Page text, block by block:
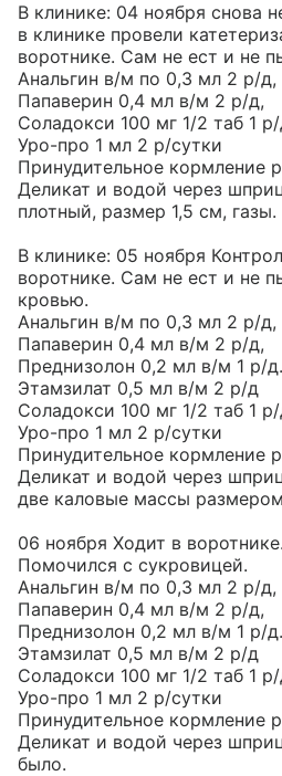
В клинике: 04 ноября снова
в клинике провели
воротнике. Сам не ест и не
Анальгин в/м по 0,3 мл 2 р/д,
Папаверин 0,4 мл в/м 2 р/д,
Соладокси 100 мг 1/2 таб 1
Уро-про 1 мл 2 р/сутки
Принудительное кормление
Деликат и водой через
плотный, размер 1,5 см, газы.
В клинике: 05 ноября
воротнике. Сам не ест и не
кровью.
Анальгин в/м по 0,3 мл 2 р/д,
Папаверин 0,4 мл в/м 2 р/д,
Преднизолон 0,2 мл в/м 1 р/д.
Этамзилат 0,5 мл в/м 2 р/д
Соладокси 100 мг 1/2 таб 1
Уро-про 1 мл 2 р/сутки
Принудительное кормление
Деликат и водой через
две каловые массы
06 ноября Ходит в
Помочился с сукровицей.
Анальгин в/м по 0,3 мл 2 р/д,
Папаверин 0,4 мл в/м 2 р/д,
Преднизолон 0,2 мл в/м 1 р/д.
Этамзилат 0,5 мл в/м 2 р/д
Соладокси 100 мг 1/2 таб 1
Уро-про 1 мл 2 р/сутки
Принудительное кормление
Деликат и водой через
было.